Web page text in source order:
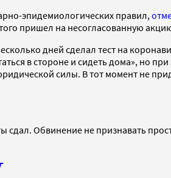
эпидемиологических правил,
пришел на несогласованную
дней сделал тест на
в стороне и сидеть дома», но при
силы. В тот момент не
Обвинение не признавать